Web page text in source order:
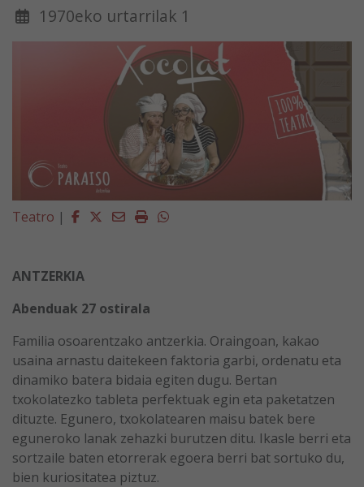
1970eko urtarrilak 1
Teatro | Facebook
Twitter
EmailImprimirWhatsapp
ANTZERKIA
Abenduak 27 ostirala
Familia osoarentzako antzerkia. Oraingoan, kakao
usaina arnastu daitekeen faktoria garbi, ordenatu eta
dinamiko batera bidaia egiten dugu. Bertan
txokolatezko tableta perfektuak egin eta paketatzen
dituzte. Egunero, txokolatearen maisu batek bere
eguneroko lanak zehazki burutzen ditu. Ikasle berri eta
sortzaile baten etorrerak egoera berri bat sortuko du,
bien kuriositatea piztuz.